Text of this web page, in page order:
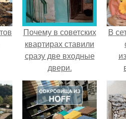
Почему в советских
квартирах ставили
сразу две входные
двери.
В